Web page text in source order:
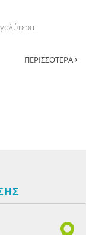
ΠΕΡΙΣΣΟΤΕΡΑ